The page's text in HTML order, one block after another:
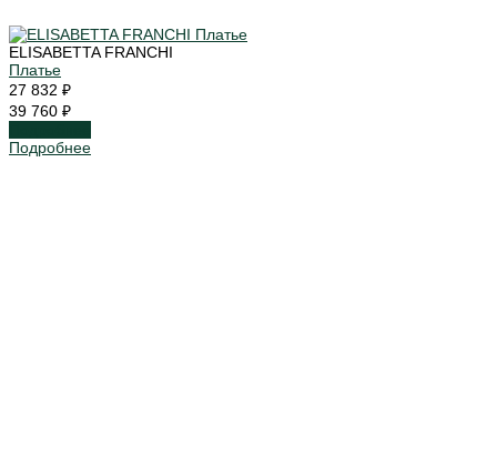
ELISABETTA FRANCHI
Платье
27 832 ₽
39 760 ₽
Подробнее